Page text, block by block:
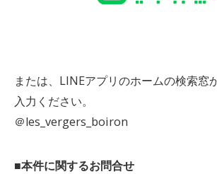
または、LINEアプリのホームの検索窓
入力ください。
＠les_vergers_boiron
■本件に関するお問合せ